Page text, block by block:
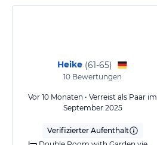
Heike (61-65)
10 Bewertungen
Vor 10 Monaten • Verreist als Paar im
September 2025
Verifizierter Aufenthalt